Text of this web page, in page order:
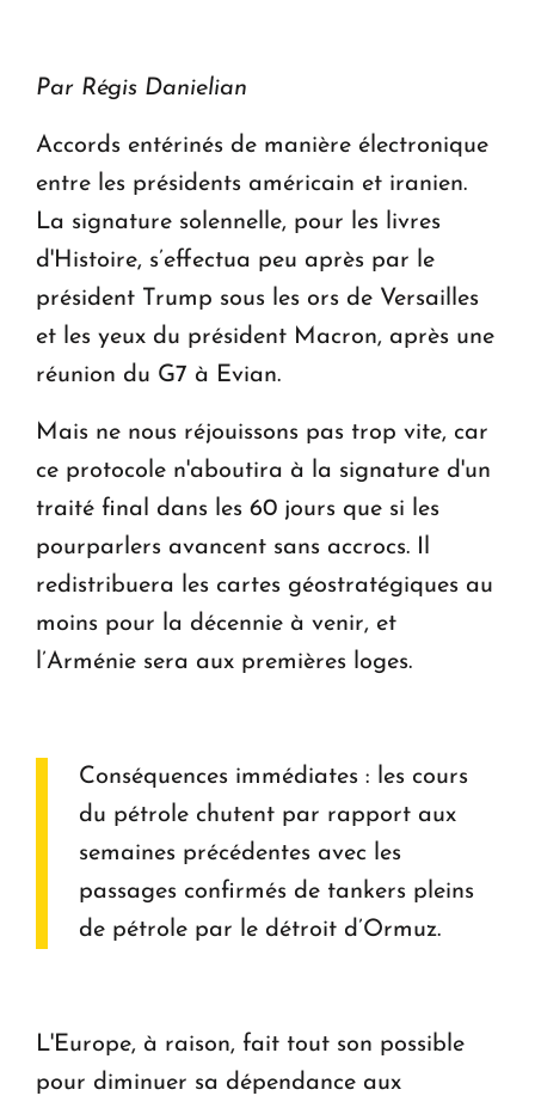
Par Régis Danielian
Accords entérinés de manière électronique
entre les présidents américain et iranien.
La signature solennelle, pour les livres
d'Histoire, s’effectua peu après par le
président Trump sous les ors de Versailles
et les yeux du président Macron, après une
réunion du G7 à Evian.
Mais ne nous réjouissons pas trop vite, car
ce protocole n'aboutira à la signature d'un
traité final dans les 60 jours que si les
pourparlers avancent sans accrocs. Il
redistribuera les cartes géostratégiques au
moins pour la décennie à venir, et
l’Arménie sera aux premières loges.
Conséquences immédiates : les cours
du pétrole chutent par rapport aux
semaines précédentes avec les
passages confirmés de tankers pleins
de pétrole par le détroit d’Ormuz.
L'Europe, à raison, fait tout son possible
pour diminuer sa dépendance aux